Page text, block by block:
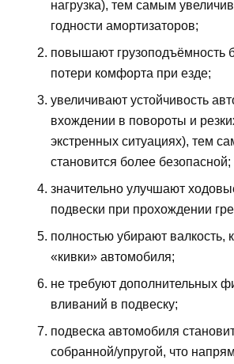
нагрузка), тем самым
годности амортизаторов;
повышают грузоподъёмность
потери комфорта при езде;
увеличивают устойчивость
вхождении в повороты и
экстренных ситуациях), тем
становится более безопасной;
значительно улучшают
подвески при прохождении
полностью убирают валкость,
«кивки» автомобиля;
не требуют дополнительных
вливаний в подвеску;
подвеска автомобиля
собранной/упругой, что